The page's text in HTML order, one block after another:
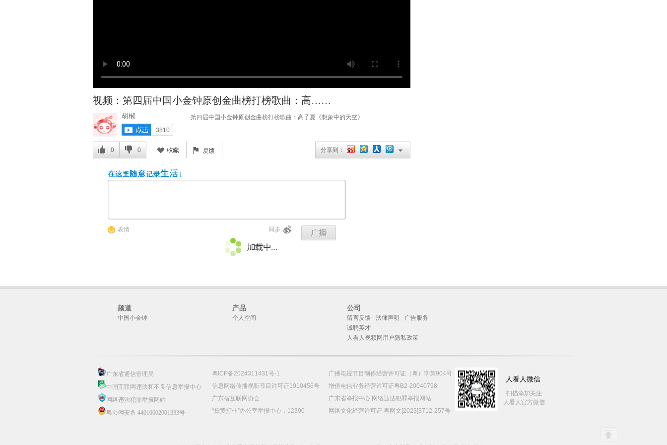
视频：第四届中国小金钟原创金曲榜打榜歌曲：高……
胡椒
3810
第四届中国小金钟原创金曲榜打榜歌曲：高子夏《想象中的天空》
0 0 分享到：
表情 同步:
频道
中国小金钟
产品
个人空间
公司
留言反馈 法律声明
广告服务
诚聘英才
人看人视频网用户隐私政策
广东省通信管理局
中国互联网违法和不良信息举报中心
网络违法犯罪举报网站
粤公网安备 44010602001333号
粤ICP备2024311431号-1
信息网络传播视听节目许可证1910456号
广东省互联网协会
“扫黄打非”办公室举报中心：12390
广播电视节目制作经营许可证（粤）字第904号
增值电信业务经营许可证粤B2-20040798
广东省举报中心 网络违法犯罪举报网站
网络文化经营许可证 粤网文[2023]3712-257号
人看人微信
扫描添加关注
人看人官方微信